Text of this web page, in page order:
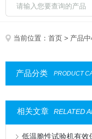
当前位置：首页 > 产品
产品分类 PRODUCT
相关文章 RELATED
低温脆性试验机有效